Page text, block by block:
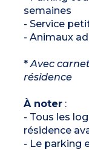
semaines
- Service
- Animaux
*Avec
résidence
À noter:
- Tous les
résidence
- Le parking